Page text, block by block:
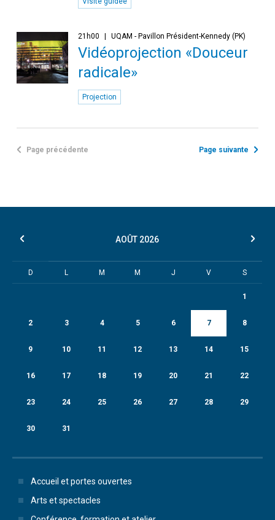
21h00 UQAM - Pavillon Président-Kennedy (PK)
Vidéoprojection «Douceur
radicale»
Projection
Page précédente Page suivante
AOÛT 2026
D L M M J V S
1
2 3 4 5 6 7 8
9 10 11 12 13 14 15
16 17 18 19 20 21 22
23 24 25 26 27 28 29
30 31
Accueil et portes ouvertes
Arts et spectacles